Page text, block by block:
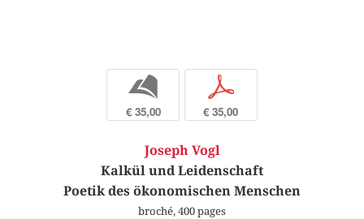
b
€ 35,00
p
€ 35,00
Joseph Vogl
Kalkül und Leidenschaft
Poetik des ökonomischen Menschen
broché, 400 pages